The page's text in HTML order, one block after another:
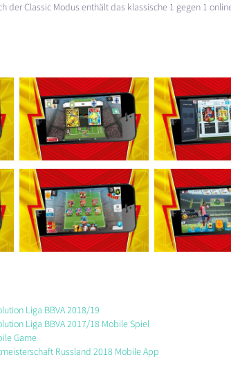
der Classic Modus enthält das klassische 1 gegen 1
Liga BBVA 2018/19
Liga BBVA 2017/18 Mobile Spiel
Game
Russland 2018 Mobile App